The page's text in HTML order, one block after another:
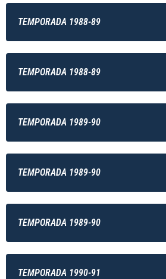
TEMPORADA 1988-89
TEMPORADA 1988-89
TEMPORADA 1989-90
TEMPORADA 1989-90
TEMPORADA 1989-90
TEMPORADA 1990-91